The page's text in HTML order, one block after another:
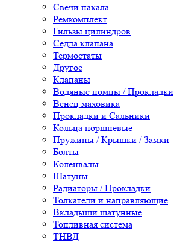
Свечи накала
Ремкомплект
Гильзы цилиндров
Седла клапана
Термостаты
Другое
Клапаны
Водяные помпы / Прокладки
Венец маховика
Прокладки и Сальники
Кольца поршневые
Пружины / Крышки / Замки
Болты
Коленвалы
Шатуны
Радиаторы / Прокладки
Толкатели и направляющие
Вкладыши шатунные
Топливная система
ТНВД